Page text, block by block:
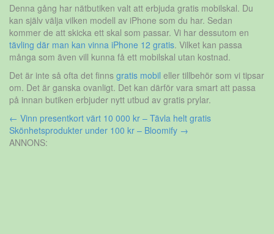
Denna gång har nätbutiken valt att erbjuda gratis mobilskal. Du
kan själv välja vilken modell av iPhone som du har. Sedan
kommer de att skicka ett skal som passar. Vi har dessutom en
tävling där man kan vinna iPhone 12 gratis. Vilket kan passa
många som även vill kunna få ett mobilskal utan kostnad.
Det är inte så ofta det finns gratis mobil eller tillbehör som vi tipsar
om. Det är ganska ovanligt. Det kan därför vara smart att passa
på innan butiken erbjuder nytt utbud av gratis prylar.
Inläggsnavigering
← Vinn presentkort värt 10 000 kr – Tävla helt gratis
Skönhetsprodukter under 100 kr – Bloomify →
ANNONS: